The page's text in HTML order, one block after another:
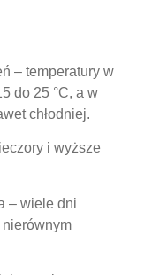
– temperatury w
do 25 °C, a w
chłodniej.
i wyższe
– wiele dni